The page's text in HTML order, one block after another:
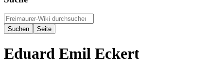
Eduard Emil Eckert